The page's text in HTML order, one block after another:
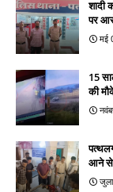
शादी
पर
मई
15
की
आने से